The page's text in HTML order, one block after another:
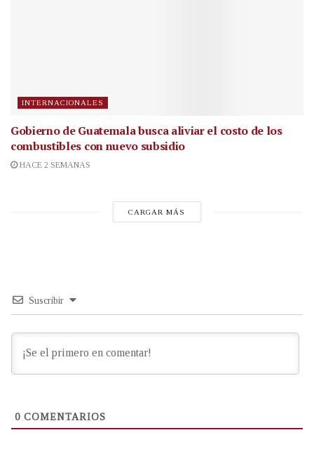
INTERNACIONALES
Gobierno de Guatemala busca aliviar el costo de los
combustibles con nuevo subsidio
HACE 2 SEMANAS
CARGAR MÁS
Suscribir
0 COMENTARIOS